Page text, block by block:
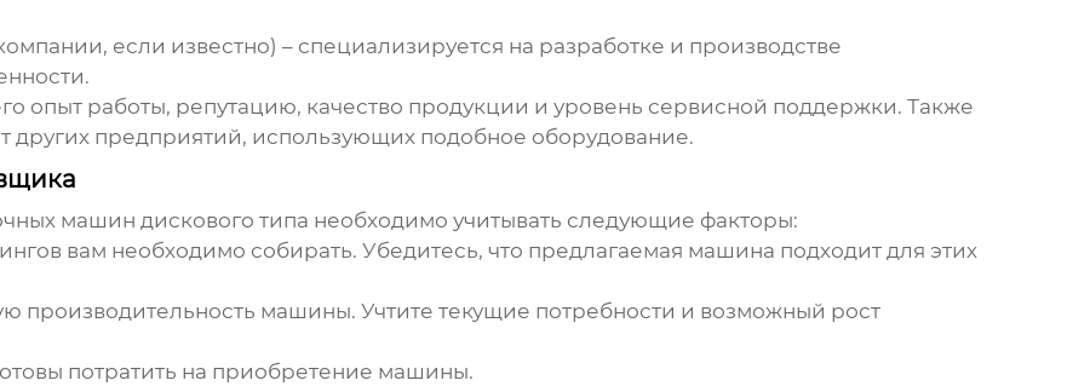
если известно) – специализируется на разработке и производстве
опыт работы, репутацию, качество продукции и уровень сервисной поддержки. Также
других предприятий, использующих подобное оборудование.
машин дискового типа необходимо учитывать следующие факторы:
вам необходимо собирать. Убедитесь, что предлагаемая машина подходит для этих
производительность машины. Учтите текущие потребности и возможный рост
потратить на приобретение машины.